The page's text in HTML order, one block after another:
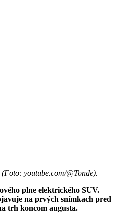
(Foto: youtube.com/@Tonde).
plne elektrického SUV.
na prvých snímkach pred
trh koncom augusta.